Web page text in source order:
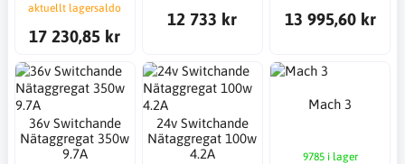
aktuellt lagersaldo
17 230,85 kr
12 733 kr 13 995,60 kr
36v Switchande
Nätaggregat 350w
9.7A
24v Switchande
Nätaggregat 100w
4.2A
Mach 3
9785 i lager